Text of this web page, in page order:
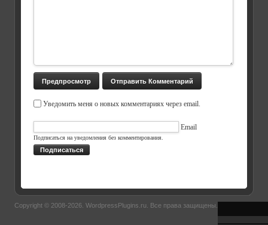
Уведомить меня о новых комментариях через email.
Email
Подписаться на уведомления без комментирования.
Подписаться
Copyright © 2008-2026. WordpressPlugins.ru . Все права защищены.